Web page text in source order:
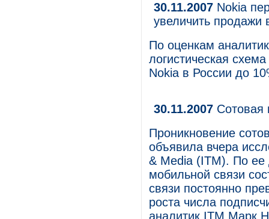
30.11.2007 Nokia
увеличить продажи
По оценкам
логистическая
Nokia в России до
30.11.2007 Сотовая
Проникновение
объявила вчера
& Media (ITM). По ее
мобильной связи
связи постоянно
роста числа
аналитик ITM Марк